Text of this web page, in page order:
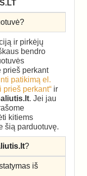
ir pirkėjų
bendro
prieš perkant
patikimą el.
perkant“ ir
. Jei jau
kitiems
šią parduotuvę.
?
iš